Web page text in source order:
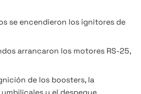
se encendieron los ignitores de
arrancaron los motores RS-25,
de los boosters, la